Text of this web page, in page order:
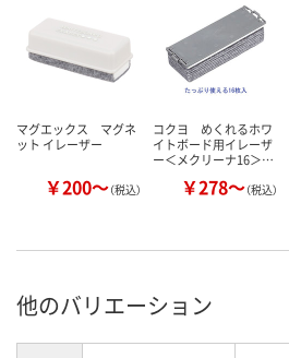
マグエックス マグネ
ット イレーザー
￥200～（税込）
コクヨ めくれるホワ
イトボード用イレーザ
ー＜メクリーナ16＞…
￥278～（税込）
他のバリエーション